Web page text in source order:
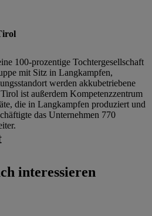
100-prozentige Tochtergesellschaft
mit Sitz in Langkampfen,
werden akkubetriebene
ist außerdem Kompetenzzentrum
die in Langkampfen produziert und
das Unternehmen 770
interessieren